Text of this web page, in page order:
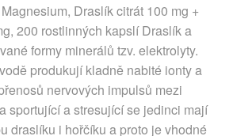
Draslík citrát 100 mg +
200 rostlinných kapslí Draslík a
formy minerálů tzv. elektrolyty.
produkují kladně nabité ionty a
nervových impulsů mezi
sportující a stresující se jedinci mají
draslíku i hořčíku a proto je vhodné